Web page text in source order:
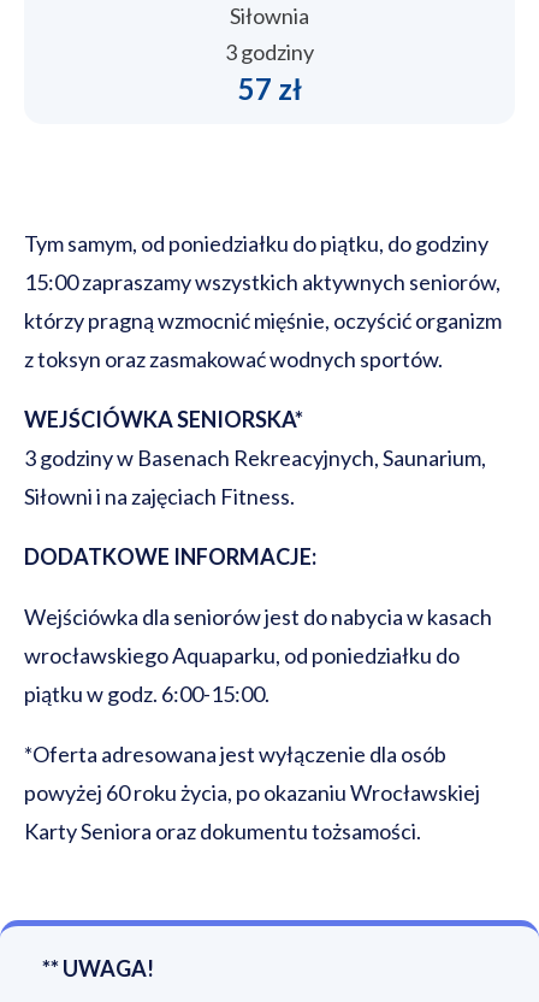
Siłownia
3 godziny
57 zł
Tym samym, od poniedziałku do piątku, do godziny
15:00 zapraszamy wszystkich aktywnych seniorów,
którzy pragną wzmocnić mięśnie, oczyścić organizm
z toksyn oraz zasmakować wodnych sportów.
WEJŚCIÓWKA SENIORSKA*
3 godziny w Basenach Rekreacyjnych, Saunarium,
Siłowni i na zajęciach Fitness.
DODATKOWE INFORMACJE:
Wejściówka dla seniorów jest do nabycia w kasach
wrocławskiego Aquaparku, od poniedziałku do
piątku w godz. 6:00-15:00.
*Oferta adresowana jest wyłączenie dla osób
powyżej 60 roku życia, po okazaniu Wrocławskiej
Karty Seniora oraz dokumentu tożsamości.
** UWAGA!